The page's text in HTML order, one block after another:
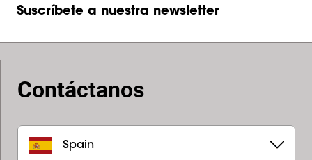
Suscríbete a nuestra newsletter
Contáctanos
Spain